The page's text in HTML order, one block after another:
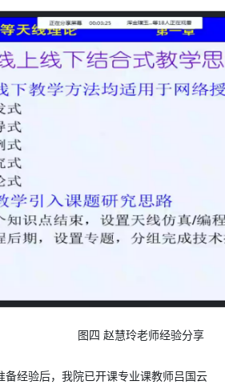
图 四 赵慧玲老师经验分享
备经验后，我院已开课专业课教师吕国云